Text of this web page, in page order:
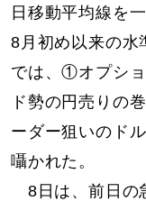
日移動平均線を
8月初め以来の水
では、①オプシ
ド勢の円売りの
ーダー狙いのド
囁かれた。
8日は、前日の